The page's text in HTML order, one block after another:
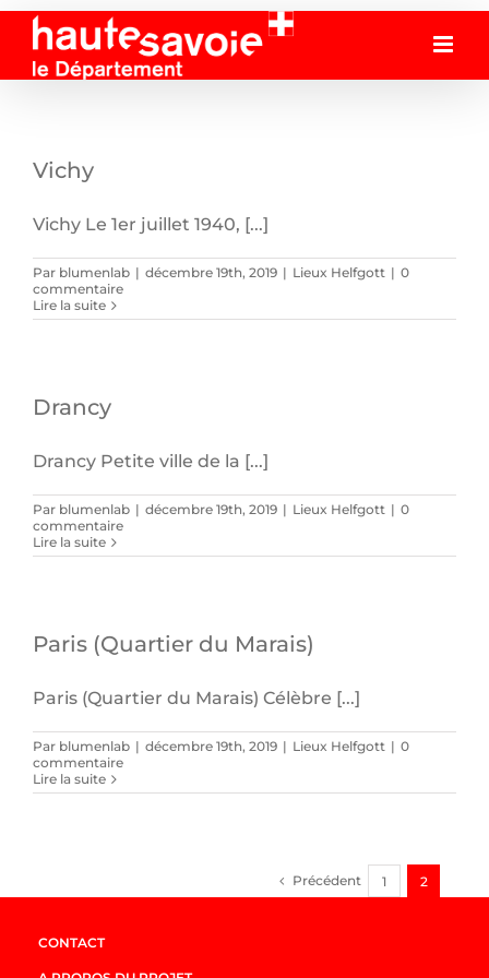
Passer
contenu
Lieux Helfgott
Vichy
Vichy Le 1er juillet 1940, [...]
Par blumenlab | décembre 19th, 2019 | Lieux Helfgott | 0
commentaire
Lire la suite
Drancy
Drancy Petite ville de la [...]
Par blumenlab | décembre 19th, 2019 | Lieux Helfgott | 0
commentaire
Lire la suite
Paris (Quartier du Marais)
Paris (Quartier du Marais) Célèbre [...]
Par blumenlab | décembre 19th, 2019 | Lieux Helfgott | 0
commentaire
Lire la suite
Précédent 1 2
CONTACT